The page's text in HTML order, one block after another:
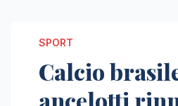
SPORT
Calcio